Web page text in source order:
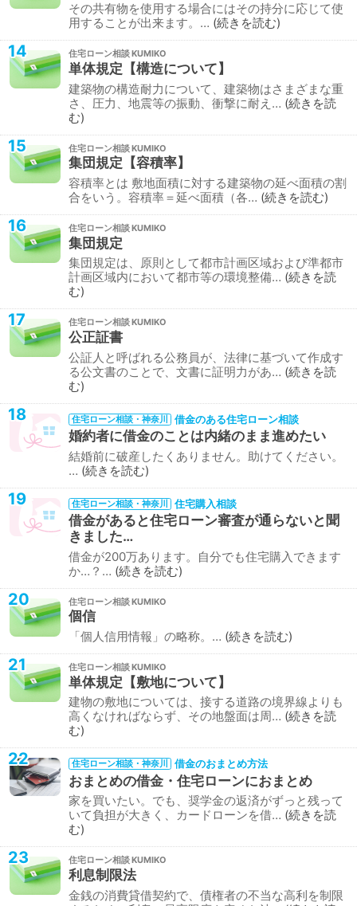
その共有物を使用する場合にはその持分に応じて使
用することが出来ます。… 続きを読む
14 住宅ローン相談
単体規定【構造について】
建築物の構造耐力について、建築物はさまざまな重
さ、圧力、地震等の振動、衝撃に耐え… 続きを読
む
15 住宅ローン相談
集団規定【容積率】
容積率とは 敷地面積に対する建築物の延べ面積の割
合をいう。容積率＝延べ面積（各… 続きを読む
16 住宅ローン相談
集団規定
集団規定は、原則として都市計画区域および準都市
計画区域内において都市等の環境整備… 続きを読
む
17 住宅ローン相談
公正証書
公証人と呼ばれる公務員が、法律に基づいて作成す
る公文書のことで、文書に証明力があ… 続きを読
む
18 住宅ローン相談・神奈川 借金のある住宅ローン相談
婚約者に借金のことは内緒のまま進めたい
結婚前に破産したくありません。助けてください。
… 続きを読む
19 住宅ローン相談・神奈川 住宅購入相談
借金があると住宅ローン審査が通らないと聞
きました…
借金が200万あります。自分でも住宅購入できます
か…？… 続きを読む
20 住宅ローン相談
個信
「個人信用情報」の略称。… 続きを読む
21 住宅ローン相談
単体規定【敷地について】
建物の敷地については、接する道路の境界線よりも
高くなければならず、その地盤面は周… 続きを読
む
22 住宅ローン相談・神奈川 借金のおまとめ方法
おまとめの借金・住宅ローンにおまとめ
家を買いたい。でも、奨学金の返済がずっと残って
いて負担が大きく、カードローンを借… 続きを読
む
23 住宅ローン相談
利息制限法
金銭の消費貸借契約で、債権者の不当な高利を制限